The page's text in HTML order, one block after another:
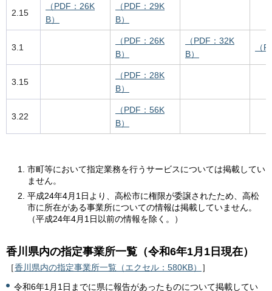
2.15
（PDF：26K
B）
（PDF：29K
B）
3.1
（PDF：26K
B）
（PDF：32K
B）
（
3.15
（PDF：28K
B）
3.22
（PDF：56K
B）
市町等において指定業務を行うサービスについては掲載してい
ません。
平成24年4月1日より、高松市に権限が委譲されたため、高松
市に所在がある事業所についての情報は掲載していません。
（平成24年4月1日以前の情報を除く。）
香川県内の指定事業所一覧（令和6年1月1日現在）
［香川県内の指定事業所一覧（エクセル：580KB）
］
令和6年1月1日までに県に報告があったものについて掲載してい